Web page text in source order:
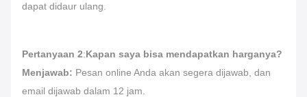
dapat didaur ulang.
Pertanyaan 2:Kapan saya bisa mendapatkan harganya?
Menjawab: Pesan online Anda akan segera dijawab, dan
email dijawab dalam 12 jam.